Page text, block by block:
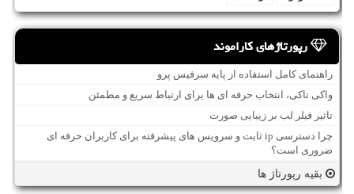
رپورتاژهای کاراموند
راهنمای کامل استفاده از پایه سرفیس پرو
واکی تاکی، انتخاب حرفه ای ها برای ارتباط سریع و مطمئن
تاثیر فیلر لب بر زیبایی صورت
چرا دسترسی ip ثابت و سرویس های پیشرفته برای کاربران حرفه ای
ضروری است؟
بقیه رپورتاژ ها